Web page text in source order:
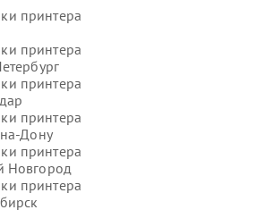
принтера
принтера
принтера
принтера
Дону
принтера
Новгород
принтера